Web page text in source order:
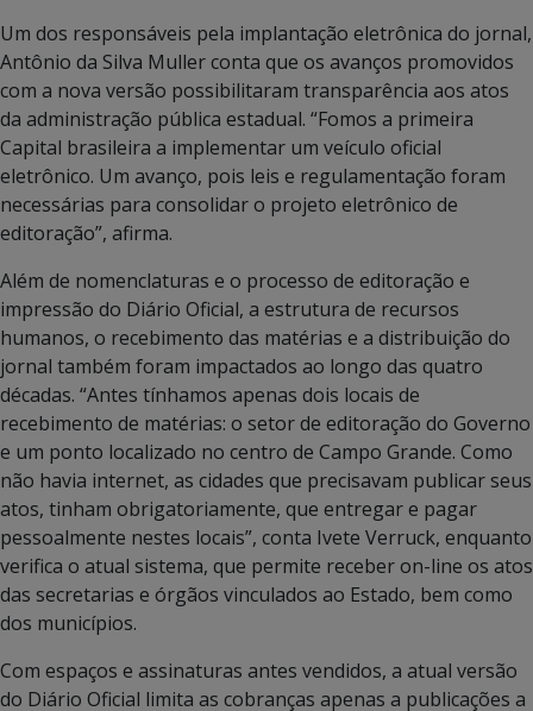
Um dos responsáveis pela implantação eletrônica do jornal,
Antônio da Silva Muller conta que os avanços promovidos
com a nova versão possibilitaram transparência aos atos
da administração pública estadual. “Fomos a primeira
Capital brasileira a implementar um veículo oficial
eletrônico. Um avanço, pois leis e regulamentação foram
necessárias para consolidar o projeto eletrônico de
editoração”, afirma.
Além de nomenclaturas e o processo de editoração e
impressão do Diário Oficial, a estrutura de recursos
humanos, o recebimento das matérias e a distribuição do
jornal também foram impactados ao longo das quatro
décadas. “Antes tínhamos apenas dois locais de
recebimento de matérias: o setor de editoração do Governo
e um ponto localizado no centro de Campo Grande. Como
não havia internet, as cidades que precisavam publicar seus
atos, tinham obrigatoriamente, que entregar e pagar
pessoalmente nestes locais”, conta Ivete Verruck, enquanto
verifica o atual sistema, que permite receber on-line os atos
das secretarias e órgãos vinculados ao Estado, bem como
dos municípios.
Com espaços e assinaturas antes vendidos, a atual versão
do Diário Oficial limita as cobranças apenas a publicações a